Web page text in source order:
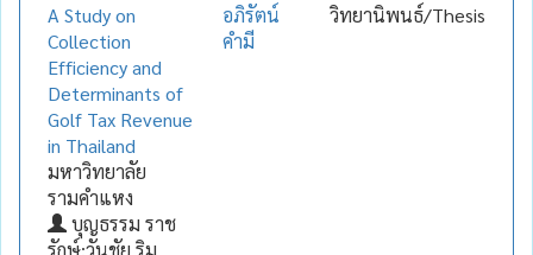
A Study on
Collection
Efficiency and
Determinants of
Golf Tax Revenue
in Thailand
มหาวิทยาลัย
รามคำแหง
บุญธรรม ราช
รักษ์;วันชัย ริม
อภิรัตน์
คำมี
วิทยานิพนธ์/Thesis